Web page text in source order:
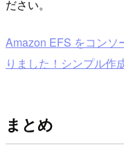
ださい。
Amazon EFS をコンソ
りました！シンプル作
まとめ